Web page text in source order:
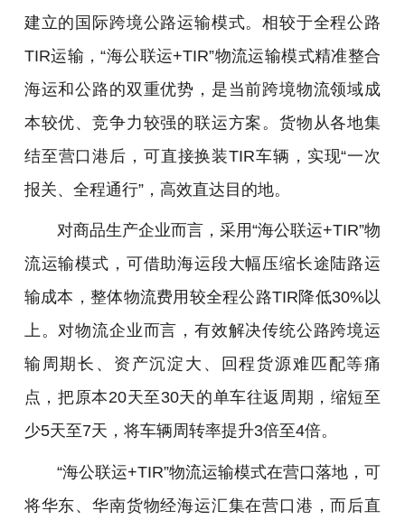
建立的国际跨境公路运输模式。相较于全程公路
TIR运输，“海公联运+TIR”物流运输模式精准整合
海运和公路的双重优势，是当前跨境物流领域成
本较优、竞争力较强的联运方案。货物从各地集
结至营口港后，可直接换装TIR车辆，实现“一次
报关、全程通行”，高效直达目的地。
对商品生产企业而言，采用“海公联运+TIR”物
流运输模式，可借助海运段大幅压缩长途陆路运
输成本，整体物流费用较全程公路TIR降低30%以
上。对物流企业而言，有效解决传统公路跨境运
输周期长、资产沉淀大、回程货源难匹配等痛
点，把原本20天至30天的单车往返周期，缩短至
少5天至7天，将车辆周转率提升3倍至4倍。
“海公联运+TIR”物流运输模式在营口落地，可
将华东、华南货物经海运汇集在营口港，而后直